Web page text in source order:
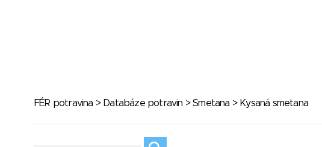
FÉR potravina > Databáze potravin >Smetana > Kysaná smetana